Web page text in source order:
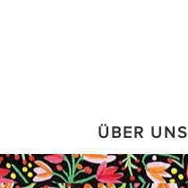
ÜBER UNS